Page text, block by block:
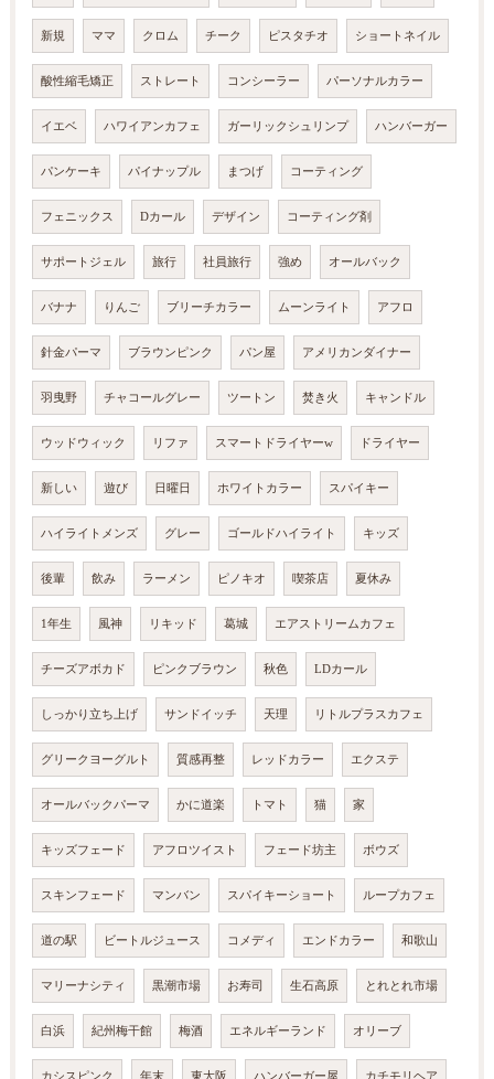
新規 ママ クロム チーク ピスタチオ ショートネイル
酸性縮毛矯正 ストレート コンシーラー パーソナルカラー
イエベ ハワイアンカフェ ガーリックシュリンプ ハンバーガー
パンケーキ パイナップル まつげ コーティング
フェニックス Dカール デザイン コーティング剤
サポートジェル 旅行 社員旅行 強め オールバック
バナナ りんご ブリーチカラー ムーンライト アフロ
針金パーマ ブラウンピンク パン屋 アメリカンダイナー
羽曳野 チャコールグレー ツートン 焚き火 キャンドル
ウッドウィック リファ スマートドライヤーw ドライヤー
新しい 遊び 日曜日 ホワイトカラー スパイキー
ハイライトメンズ グレー ゴールドハイライト キッズ
後輩 飲み ラーメン ピノキオ 喫茶店 夏休み
1年生 風神 リキッド 葛城 エアストリームカフェ
チーズアボカド ピンクブラウン 秋色 LDカール
しっかり立ち上げ サンドイッチ 天理 リトルプラスカフェ
グリークヨーグルト 質感再整 レッドカラー エクステ
オールバックパーマ かに道楽 トマト 猫 家
キッズフェード アフロツイスト フェード坊主 ボウズ
スキンフェード マンバン スパイキーショート ループカフェ
道の駅 ビートルジュース コメディ エンドカラー 和歌山
マリーナシティ 黒潮市場 お寿司 生石高原 とれとれ市場
白浜 紀州梅干館 梅酒 エネルギーランド オリーブ
カシスピンク 年末 東大阪 ハンバーガー屋 カチモリヘア